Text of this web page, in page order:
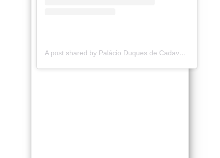
A post shared by Palácio Duques de Cadaval (@palaciocadaval)